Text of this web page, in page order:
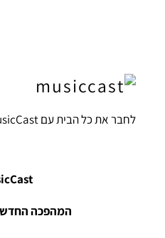
לחבר את כל הבית עם MusicCast בקלות ובפשטות
המהפכה